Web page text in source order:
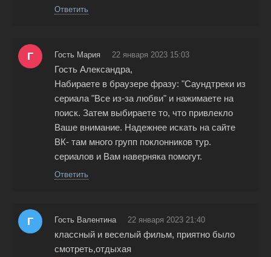
Ответить
Г Гость Мария 22 января 2023 15:03
Гость Александра,
Набираете в браузере фразу: "Саундтреки из
сериала "Все из-за любви" и нажимаете на
поиск. Затем выбираете то, что привлекло
Ваше внимание. Надежнее искать на сайте
ВК- там много групп поклонников тур.
сериалов и Вам наверняка помогут.
Ответить
Г Гость Валентина 22 января 2023 21:40
классный и веселый фильм, приятно было
смотреть,отдыхая